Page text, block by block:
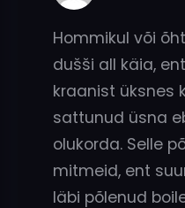
Hommikul või
dušši all käia,
kraanist üksnes
sattunud üsna
olukorda. Selle
mitmeid, ent
läbi põlenud